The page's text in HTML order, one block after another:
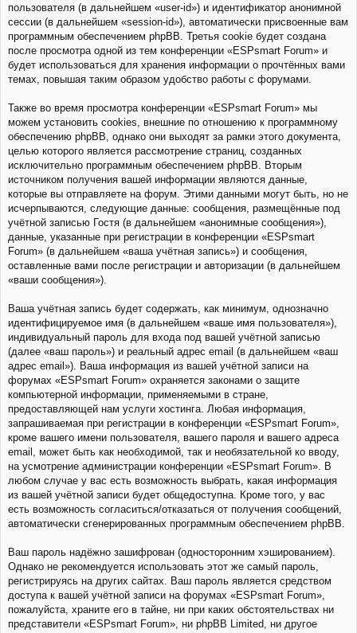
пользователя (в дальнейшем «user-id») и идентификатор анонимной
сессии (в дальнейшем «session-id»), автоматически присвоенные вам
программным обеспечением phpBB. Третья cookie будет создана
после просмотра одной из тем конференции «ESPsmart Forum» и
будет использоваться для хранения информации о прочтённых вами
темах, повышая таким образом удобство работы с форумами.
Также во время просмотра конференции «ESPsmart Forum» мы
можем установить cookies, внешние по отношению к программному
обеспечению phpBB, однако они выходят за рамки этого документа,
целью которого является рассмотрение страниц, созданных
исключительно программным обеспечением phpBB. Вторым
источником получения вашей информации являются данные,
которые вы отправляете на форум. Этими данными могут быть, но не
исчерпываются, следующие данные: сообщения, размещённые под
учётной записью Гостя (в дальнейшем «анонимные сообщения»),
данные, указанные при регистрации в конференции «ESPsmart
Forum» (в дальнейшем «ваша учётная запись») и сообщения,
оставленные вами после регистрации и авторизации (в дальнейшем
«ваши сообщения»).
Ваша учётная запись будет содержать, как минимум, однозначно
идентифицируемое имя (в дальнейшем «ваше имя пользователя»),
индивидуальный пароль для входа под вашей учётной записью
(далее «ваш пароль») и реальный адрес email (в дальнейшем «ваш
адрес email»). Ваша информация из вашей учётной записи на
форумах «ESPsmart Forum» охраняется законами о защите
компьютерной информации, применяемыми в стране,
предоставляющей нам услуги хостинга. Любая информация,
запрашиваемая при регистрации в конференции «ESPsmart Forum»,
кроме вашего имени пользователя, вашего пароля и вашего адреса
email, может быть как необходимой, так и необязательной ко вводу,
на усмотрение администрации конференции «ESPsmart Forum». В
любом случае у вас есть возможность выбрать, какая информация
из вашей учётной записи будет общедоступна. Кроме того, у вас
есть возможность согласиться/отказаться от получения сообщений,
автоматически сгенерированных программным обеспечением phpBB.
Ваш пароль надёжно зашифрован (односторонним хэшированием).
Однако не рекомендуется использовать этот же самый пароль,
регистрируясь на других сайтах. Ваш пароль является средством
доступа к вашей учётной записи на форумах «ESPsmart Forum»,
пожалуйста, храните его в тайне, ни при каких обстоятельствах ни
представители «ESPsmart Forum», ни phpBB Limited, ни другое